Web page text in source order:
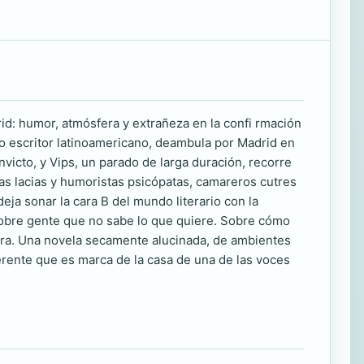
humor, atmósfera y extrañeza en la confi rmación
latinoamericano, deambula por Madrid en
y Vips, un parado de larga duración, recorre
lacias y humoristas psicópatas, camareros cutres
sonar la cara B del mundo literario con la
gente que no sabe lo que quiere. Sobre cómo
Una novela secamente alucinada, de ambientes
que es marca de la casa de una de las voces